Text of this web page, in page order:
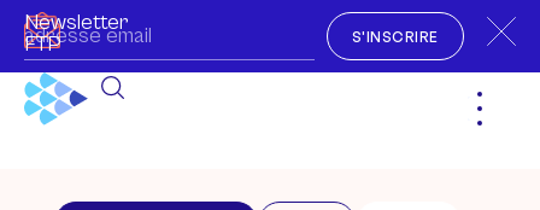
Newsletter
FTP
S'INSCRIRE